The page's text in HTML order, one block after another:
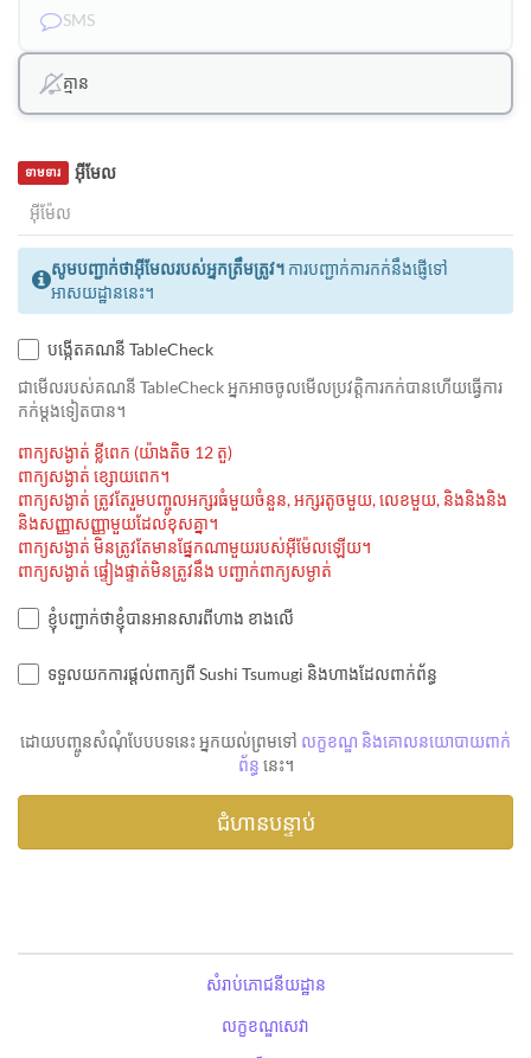
SMS
គ្មាន
អ៊ីមែល
ទាមទារ
សូមបញ្ជាក់ថាអ៊ីមែលរបស់អ្នកត្រឹមត្រូវ។ ការបញ្ជាក់ការកក់នឹងផ្ញើទៅ
អាសយដ្ឋាននេះ។
បង្កើតគណនី TableCheck
ជាមេីលរបស់គណនី TableCheck អ្នកអាចចូលមើលប្រវត្តិការកក់បានហើយធ្វើការ
កក់ម្ដងទៀតបាន។
ពាក្យសង្ងាត់ ខ្លីពេក (យ៉ាងតិច 12 តួ)
ពាក្យសង្ងាត់ ខ្សោយពេក។
ពាក្យសង្ងាត់ ត្រូវតែរួមបញ្ចូលអក្សរធំមួយចំនួន, អក្សរតូចមួយ, លេខមួយ, និងនិងនិង
និងសញ្ញាសញ្ញាមួយដែលខុសគ្នា។
ពាក្យសង្ងាត់ មិនត្រូវតែមានផ្នែកណាមួយរបស់អ៊ីម៉ែលឡើយ។
ពាក្យសង្ងាត់ ផ្ទៀងផ្ទាត់មិនត្រូវនឹង បញ្ជាក់ពាក្យសម្ងាត់
ខ្ញុំបញ្ជាក់ថាខ្ញុំបានអានសារពីហាង ខាងលើ
ទទួលយកការផ្តល់ពាក្យពី Sushi Tsumugi និងហាងដែលពាក់ព័ន្ធ
ដោយបញ្ចូនសំណុំបែបបទនេះ អ្នកយល់ព្រមទៅ លក្ខខណ្ឌ និងគោលនយោបាយពាក់
ព័ន្ធ នេះ។
សំរាប់ភោជនីយដ្ឋាន
លក្ខខណ្ឌសេវា